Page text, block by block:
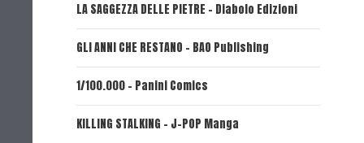
LA SAGGEZZA DELLE PIETRE - Diabolo Edizioni
GLI ANNI CHE RESTANO - BAO Publishing
1/100.000 - Panini Comics
KILLING STALKING - J-POP Manga